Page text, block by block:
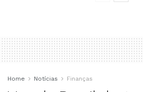
Home Notícias Finanças